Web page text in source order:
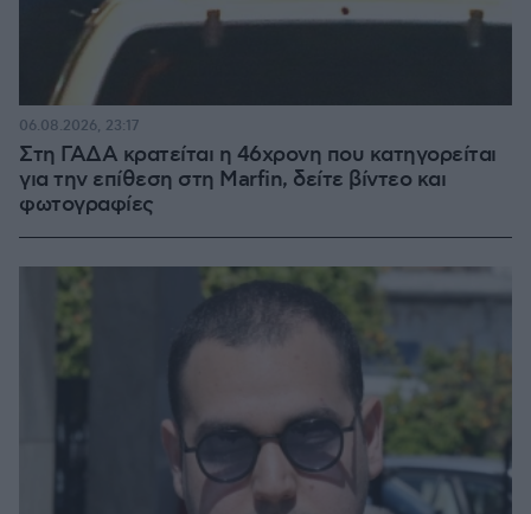
Στη ΓΑΔΑ κρατείται η 46χρονη που κατηγορείται
για την επίθεση στη Marfin, δείτε βίντεο και
φωτογραφίες
06.08.2026, 23:17